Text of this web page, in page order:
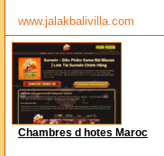
www.jalakbalivilla.com
Chambres d hotes Maroc